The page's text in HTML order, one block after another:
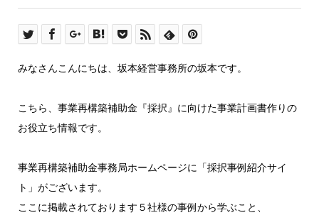
みなさんこんにちは、坂本経営事務所の坂本です。
こちら、事業再構築補助金『採択』に向けた事業計画書作りの
お役立ち情報です。
事業再構築補助金事務局ホームページに「採択事例紹介サイ
ト」がございます。
ここに掲載されております５社様の事例から学ぶこと、